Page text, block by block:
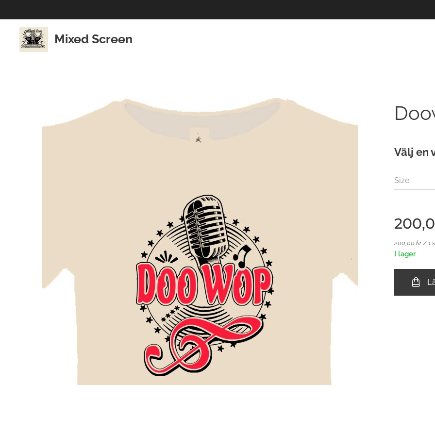
Mixed Screen
Välj en
Size
200,00 kr / 1
I lager